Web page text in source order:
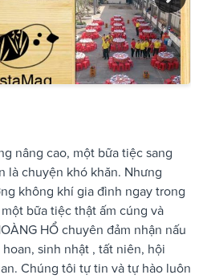
nâng cao, một bữa tiệc sang
là chuyện khó khăn. Nhưng
không khí gia đình ngay trong
bữa tiệc thật ấm cúng và
HỔ chuyên đảm nhận nấu
sinh nhật , tất niên, hội
Chúng tôi tự tin và tự hào luôn